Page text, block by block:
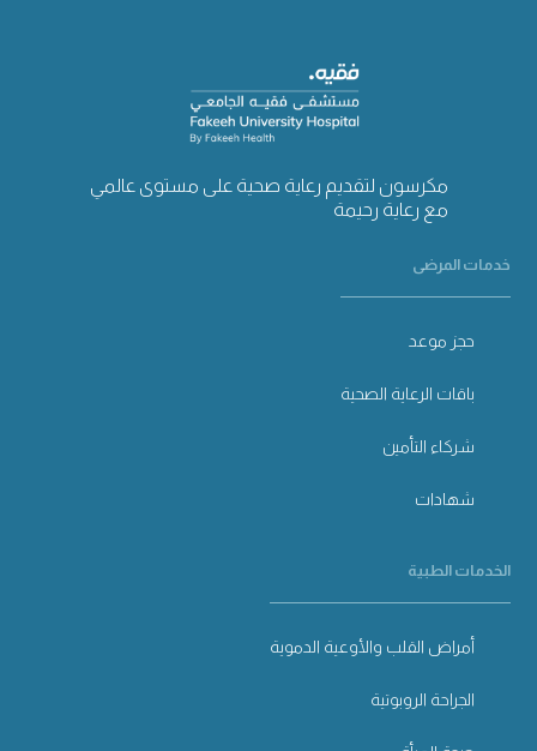
مكرسون لتقديم رعاية صحية على مستوى عالمي
مع رعاية رحيمة
خدمات المرضى
حجز موعد
باقات الرعاية الصحية
شركاء التأمين
شهادات
الخدمات الطبية
أمراض القلب والأوعية الدموية
الجراحة الروبوتية